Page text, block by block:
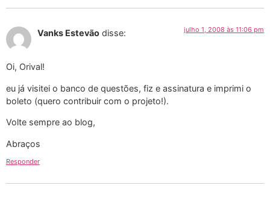
Vanks Estevão disse: julho 1, 2008 às 11:06 pm
Oi, Orival!
eu já visitei o banco de questões, fiz e assinatura e imprimi o
boleto (quero contribuir com o projeto!).
Volte sempre ao blog,
Abraços
Responder